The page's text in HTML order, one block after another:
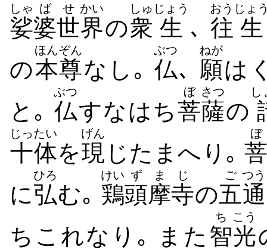
娑
しゃ
婆
ば
世
せ
界
かい
の衆
しゅ
生
じょう
､ 往
おう
生
じょ
の本尊
ほんぞん
なし｡ 仏
ぶつ
､ 願
ねが
は
と｡ 仏
ぶつ
すなはち菩
ぼ
薩
さつ
の
し
十体
じったい
を現
げん
じたまへり｡ 菩
ぼ
に弘
ひろ
む｡ 鶏
けい
頭摩
ずま
寺
じ
の五
ご
通
つう
ちこれなり｡ また 智
ち
光
こう